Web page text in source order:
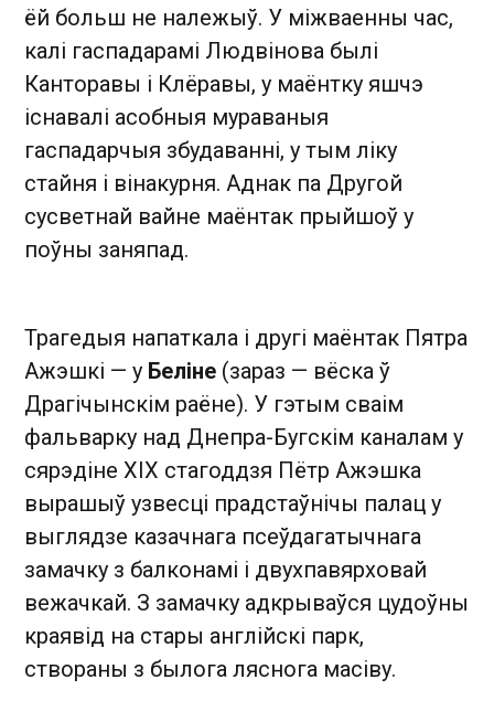
ёй больш не належыў. У міжваенны час,
калі гаспадарамі Людвінова былі
Канторавы і Клёравы, у маёнтку яшчэ
існавалі асобныя мураваныя
гаспадарчыя збудаванні, у тым ліку
стайня і вінакурня. Аднак па Другой
сусветнай вайне маёнтак прыйшоў у
поўны заняпад.
Трагедыя напаткала і другі маёнтак Пятра
Ажэшкі — у Беліне (зараз — вёска ў
Драгічынскім раёне). У гэтым сваім
фальварку над Днепра-Бугскім каналам у
сярэдіне XIX стагоддзя Пётр Ажэшка
вырашыў узвесці прадстаўнічы палац у
выглядзе казачнага псеўдагатычнага
замачку з балконамі і двухпавярховай
вежачкай. З замачку адкрываўся цудоўны
краявід на стары англійскі парк,
створаны з былога ляснога масіву.